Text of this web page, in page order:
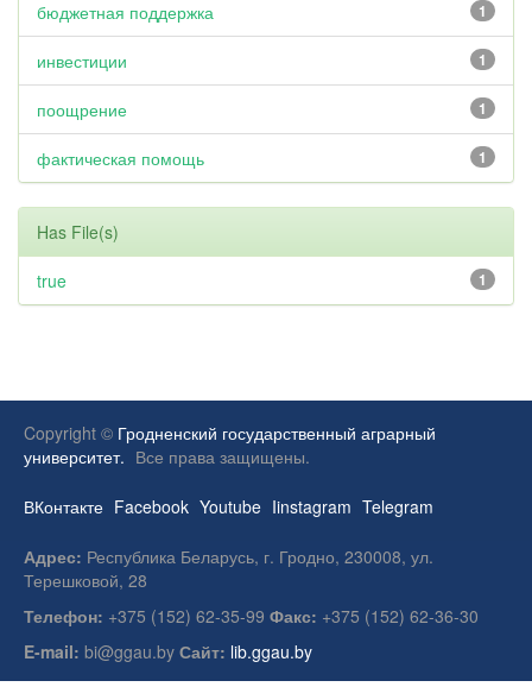
1
бюджетная поддержка
1
инвестиции
1
поощрение
1
фактическая помощь
Has File(s)
1
true
Copyright © Гродненский государственный аграрный
университет. Все права защищены.
ВКонтакте Facebook Youtube Iinstagram Telegram
Адрес: Республика Беларусь, г. Гродно, 230008, ул.
Терешковой, 28
Телефон: +375 (152) 62-35-99 Факс: +375 (152) 62-36-30
E-mail: bi@ggau.by Сайт: lib.ggau.by